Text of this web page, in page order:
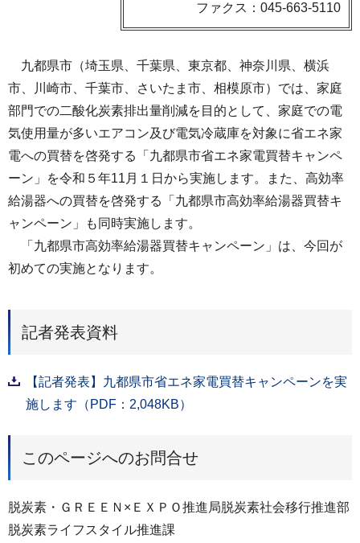
ファクス：045-663-5110
九都県市（埼玉県、千葉県、東京都、神奈川県、横浜
市、川崎市、千葉市、さいたま市、相模原市）では、家庭
部門での二酸化炭素排出量削減を目的として、家庭での電
気使用量が多いエアコン及び電気冷蔵庫を対象に省エネ家
電への買替を啓発する「九都県市省エネ家電買替キャンペ
ーン」を令和５年11月１日から実施します。また、高効率
給湯器への買替を啓発する「九都県市高効率給湯器買替キ
ャンペーン」も同時実施します。
「九都県市高効率給湯器買替キャンペーン」は、今回が
初めての実施となります。
記者発表資料
【記者発表】九都県市省エネ家電買替キャンペーンを実
施します（PDF：2,048KB）
このページへのお問合せ
脱炭素・ＧＲＥＥＮ×ＥＸＰＯ推進局脱炭素社会移行推進部
脱炭素ライフスタイル推進課